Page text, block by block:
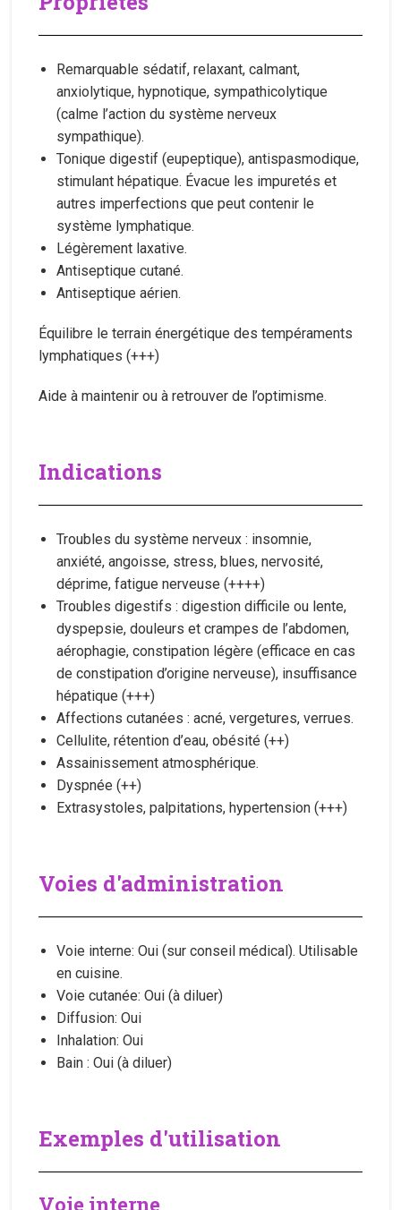
Remarquable sédatif, relaxant, calmant,
anxiolytique, hypnotique, sympathicolytique
(calme l’action du système nerveux
sympathique).
Tonique digestif (eupeptique), antispasmodique,
stimulant hépatique. Évacue les impuretés et
autres imperfections que peut contenir le
système lymphatique.
Légèrement laxative.
Antiseptique cutané.
Antiseptique aérien.
Équilibre le terrain énergétique des tempéraments
lymphatiques (+++)
Aide à maintenir ou à retrouver de l’optimisme.
Indications
Troubles du système nerveux : insomnie,
anxiété, angoisse, stress, blues, nervosité,
déprime, fatigue nerveuse (++++)
Troubles digestifs : digestion difficile ou lente,
dyspepsie, douleurs et crampes de l’abdomen,
aérophagie, constipation légère (efficace en cas
de constipation d’origine nerveuse), insuffisance
hépatique (+++)
Affections cutanées : acné, vergetures, verrues.
Cellulite, rétention d’eau, obésité (++)
Assainissement atmosphérique.
Dyspnée (++)
Extrasystoles, palpitations, hypertension (+++)
Voies d'administration
Voie interne: Oui (sur conseil médical). Utilisable
en cuisine.
Voie cutanée: Oui (à diluer)
Diffusion: Oui
Inhalation: Oui
Bain : Oui (à diluer)
Exemples d'utilisation
Voie interne